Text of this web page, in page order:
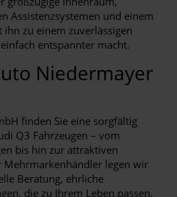
Assistenzsystemen und einem
zu einem zuverlässigen
entspannter macht.
Niedermayer
finden Sie eine sorgfältig
Q3 Fahrzeugen – vom
bis hin zur attraktiven
Mehrmarkenhändler legen wir
Beratung, ehrliche
die zu Ihrem Leben passen.